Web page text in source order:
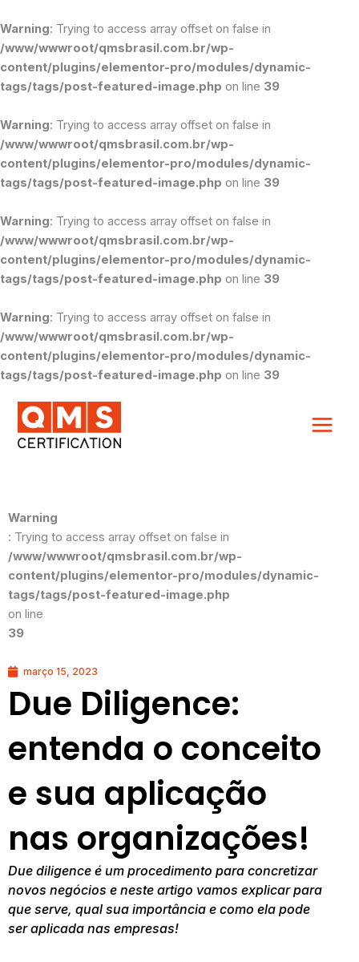
Warning: Trying to access array offset on false in
/www/wwwroot/qmsbrasil.com.br/wp-
content/plugins/elementor-pro/modules/dynamic-
tags/tags/post-featured-image.php on line 39
Warning: Trying to access array offset on false in
/www/wwwroot/qmsbrasil.com.br/wp-
content/plugins/elementor-pro/modules/dynamic-
tags/tags/post-featured-image.php on line 39
Warning: Trying to access array offset on false in
/www/wwwroot/qmsbrasil.com.br/wp-
content/plugins/elementor-pro/modules/dynamic-
tags/tags/post-featured-image.php on line 39
Warning: Trying to access array offset on false in
/www/wwwroot/qmsbrasil.com.br/wp-
content/plugins/elementor-pro/modules/dynamic-
tags/tags/post-featured-image.php on line 39
para
o
conteúdo
Warning
: Trying to access array offset on false in
/www/wwwroot/qmsbrasil.com.br/wp-
content/plugins/elementor-pro/modules/dynamic-
tags/tags/post-featured-image.php
on line
39
março 15, 2023
Due Diligence:
entenda o conceito
e sua aplicação
nas organizações!
Due diligence é um procedimento para concretizar
novos negócios e neste artigo vamos explicar para
que serve, qual sua importância e como ela pode
ser aplicada nas empresas!